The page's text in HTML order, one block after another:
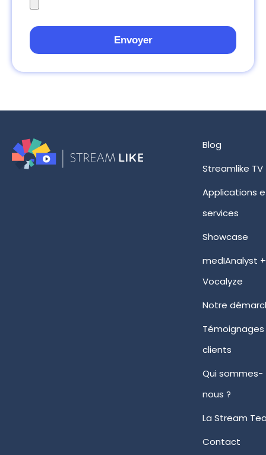
Envoyer
Blog
Streamlike TV
Applications
services
Showcase
medIAnalyst +
Vocalyze
Notre
clients
Qui sommes-
nous ?
La Stream
Contact